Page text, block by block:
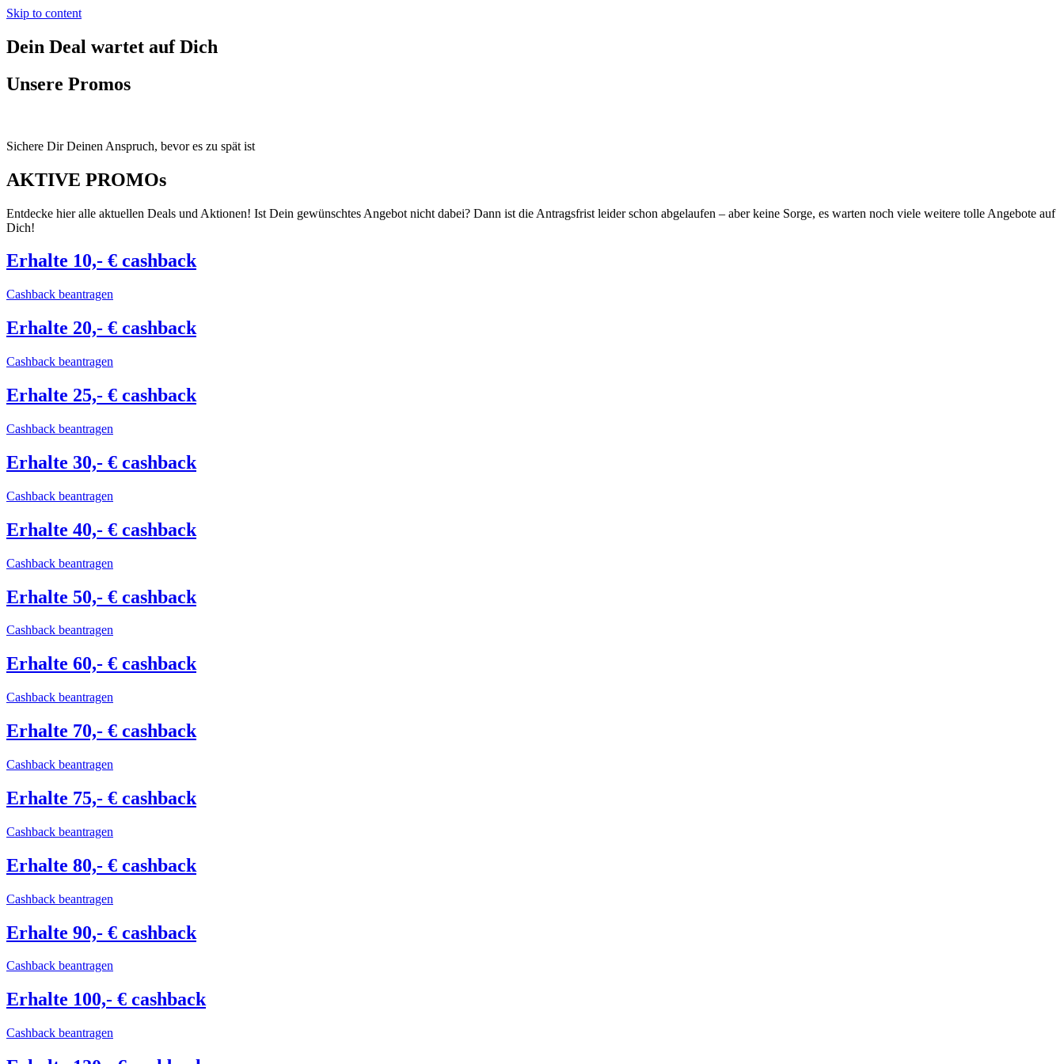
Skip to content
Dein Deal wartet auf Dich
Unsere Promos
Sichere Dir Deinen Anspruch, bevor es zu spät ist
AKTIVE PROMOs
Entdecke hier alle aktuellen Deals und Aktionen! Ist Dein gewünschtes Angebot nicht dabei? Dann ist die Antragsfrist leider schon abgelaufen – aber keine Sorge, es warten noch viele weitere tolle Angebote auf
Dich!
Erhalte 10,- € cashback
Cashback beantragen
Erhalte 20,- € cashback
Cashback beantragen
Erhalte 25,- € cashback
Cashback beantragen
Erhalte 30,- € cashback
Cashback beantragen
Erhalte 40,- € cashback
Cashback beantragen
Erhalte 50,- € cashback
Cashback beantragen
Erhalte 60,- € cashback
Cashback beantragen
Erhalte 70,- € cashback
Cashback beantragen
Erhalte 75,- € cashback
Cashback beantragen
Erhalte 80,- € cashback
Cashback beantragen
Erhalte 90,- € cashback
Cashback beantragen
Erhalte 100,- € cashback
Cashback beantragen